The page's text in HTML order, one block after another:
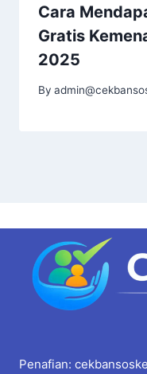
Cara
Gratis
2025
By
Penafian: